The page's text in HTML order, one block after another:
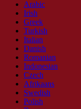
Arabic
Irish
Greek
Turkish
Italian
Danish
Romanian
Indonesian
Czech
Afrikaans
Swedish
Polish